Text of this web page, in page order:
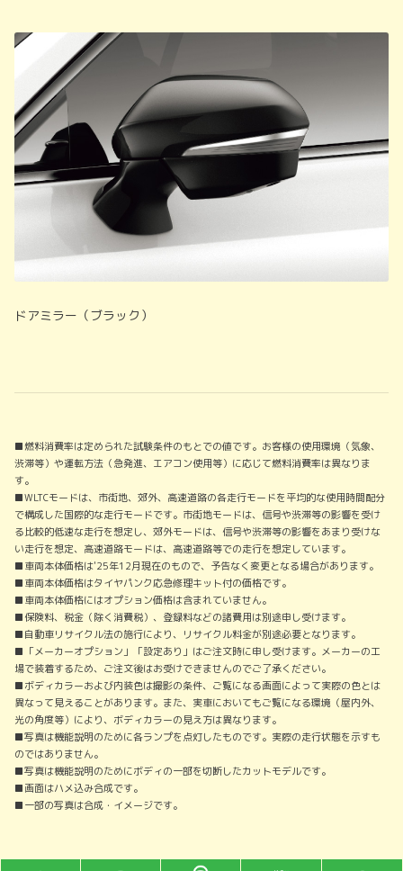
ドアミラー（ブラック）
■燃料消費率は定められた試験条件のもとでの値です。お客様の使用環境（気象、
渋滞等）や運転方法（急発進、エアコン使用等）に応じて燃料消費率は異なりま
す。
■WLTCモードは、市街地、郊外、高速道路の各走行モードを平均的な使用時間配分
で構成した国際的な走行モードです。市街地モードは、信号や渋滞等の影響を受け
る比較的低速な走行を想定し、郊外モードは、信号や渋滞等の影響をあまり受けな
い走行を想定、高速道路モードは、高速道路等での走行を想定しています。
■車両本体価格は'25年12月現在のもので、予告なく変更となる場合があります。
■車両本体価格はタイヤパンク応急修理キット付の価格です。
■車両本体価格にはオプション価格は含まれていません。
■保険料、税金（除く消費税）、登録料などの諸費用は別途申し受けます。
■自動車リサイクル法の施行により、リサイクル料金が別途必要となります。
■「メーカーオプション」「設定あり」はご注文時に申し受けます。メーカーの工
場で装着するため、ご注文後はお受けできませんのでご了承ください。
■ボディカラーおよび内装色は撮影の条件、ご覧になる画面によって実際の色とは
異なって見えることがあります。また、実車においてもご覧になる環境（屋内外、
光の角度等）により、ボディカラーの見え方は異なります。
■写真は機能説明のために各ランプを点灯したものです。実際の走行状態を示すも
のではありません。
■写真は機能説明のためにボディの一部を切断したカットモデルです。
■画面はハメ込み合成です。
■一部の写真は合成・イメージです。